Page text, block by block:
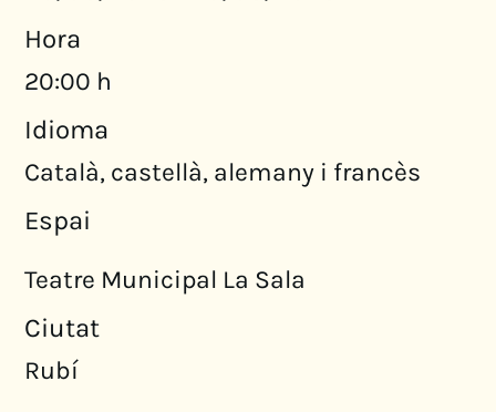
Hora
20:00 h
Idioma
Català, castellà, alemany i francès
Espai
Teatre Municipal La Sala
Ciutat
Rubí